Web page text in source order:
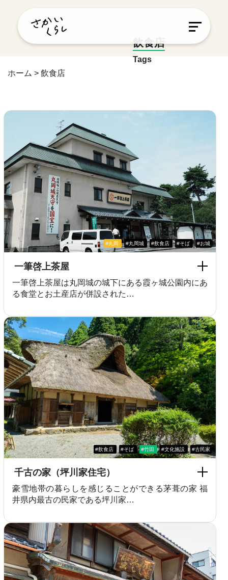
飲食店
Tags
ホーム > 飲食店
#丸岡 #丸岡城 #飲食店 #そば #お城
一筆啓上茶屋
一筆啓上茶屋は丸岡城の城下にある霞ヶ城公園内にあ
る食堂とお土産店が併設された…
#飲食店 #そば #竹田 #文化施設 #古民家
千古の家（坪川家住宅）
豪雪地帯の暮らしを感じることができる茅葺の家 福
井県内最古の民家である坪川家…